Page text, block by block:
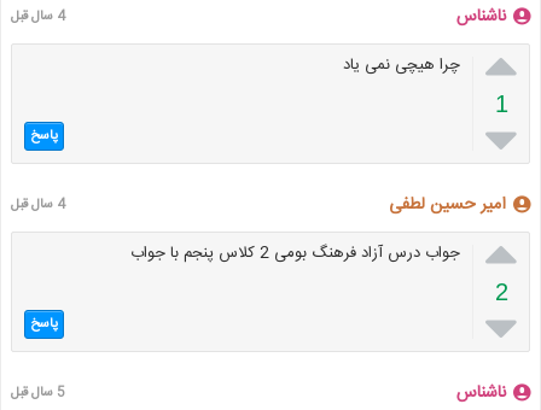
ناشناس 4 سال قبل

1

چرا هیچی نمی یاد
پاسخ
امیر حسین لطفی 4 سال قبل

2

جواب درس آزاد فرهنگ بومی 2 کلاس پنجم با جواب
پاسخ
ناشناس 5 سال قبل